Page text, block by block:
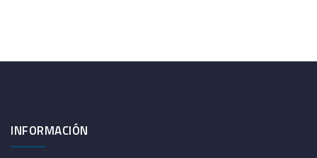
INFORMACIÓN